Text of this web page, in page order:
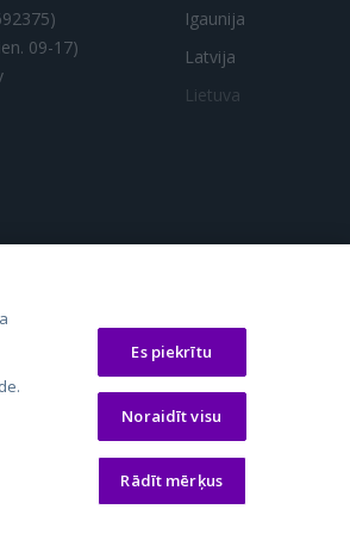
09-17)
Igaunija
Latvija
Lietuva
Osta.ee
KuldneBörs.ee
Es piekrītu
Noraidīt visu
Rādīt mērķus